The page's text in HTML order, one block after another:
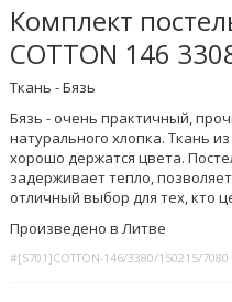
Комплект
COTTON 146
Ткань - Бязь
Бязь - очень практичный,
натурального хлопка. Ткань
хорошо держатся цвета.
задерживает тепло,
отличный выбор для тех, кто
Произведено в Литве
#[S701]COTTON-146/3380/150215/7080